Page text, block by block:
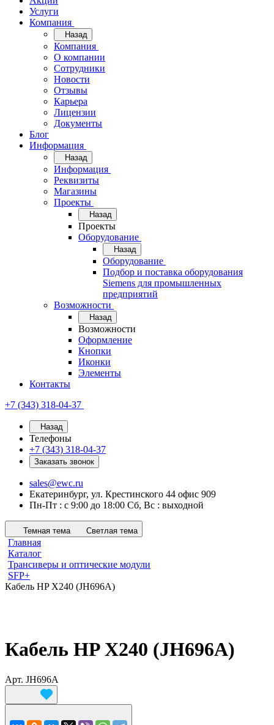
Услуги
Компания
Назад
Компания
О компании
Сотрудники
Новости
Отзывы
Карьера
Лицензии
Документы
Блог
Информация
Назад
Информация
Реквизиты
Магазины
Проекты
Назад
Проекты
Оборудование
Назад
Оборудование
Подбор и поставка оборудования
Siemens для промышленных
предприятий
Возможности
Назад
Возможности
Оформление
Кнопки
Иконки
Элементы
Контакты
+7 (343) 318-04-37
Назад
Телефоны
+7 (343) 318-04-37
Заказать звонок
sales@ewc.ru
Екатеринбург, ул. Крестинского 44 офис 909
Пн-Пт : с 9:00 до 18:00 Сб, Вс : выходной
Темная тема Светлая тема
Главная
Каталог
Трансиверы и оптические модули
SFP+
Кабель HP X240 (JH696A)
Кабель HP X240 (JH696A)
Арт. JH696A